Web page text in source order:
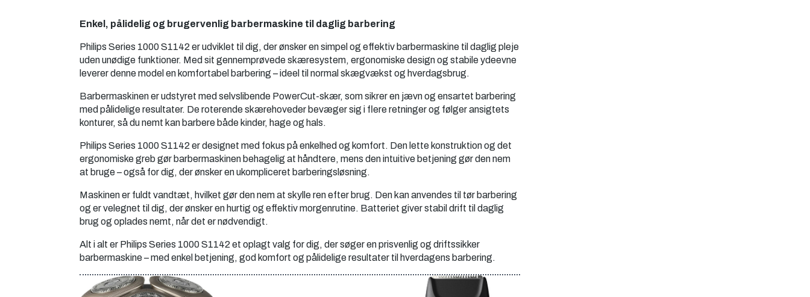
Enkel, pålidelig og brugervenlig barbermaskine til daglig barbering
Philips Series 1000 S1142 er udviklet til dig, der ønsker en simpel og effektiv barbermaskine til daglig pleje
uden unødige funktioner. Med sit gennemprøvede skæresystem, ergonomiske design og stabile ydeevne
leverer denne model en komfortabel barbering – ideel til normal skægvækst og hverdagsbrug.
Barbermaskinen er udstyret med selvslibende PowerCut-skær, som sikrer en jævn og ensartet barbering
med pålidelige resultater. De roterende skærehoveder bevæger sig i flere retninger og følger ansigtets
konturer, så du nemt kan barbere både kinder, hage og hals.
Philips Series 1000 S1142 er designet med fokus på enkelhed og komfort. Den lette konstruktion og det
ergonomiske greb gør barbermaskinen behagelig at håndtere, mens den intuitive betjening gør den nem
at bruge – også for dig, der ønsker en ukompliceret barberingsløsning.
Maskinen er fuldt vandtæt, hvilket gør den nem at skylle ren efter brug. Den kan anvendes til tør barbering
og er velegnet til dig, der ønsker en hurtig og effektiv morgenrutine. Batteriet giver stabil drift til daglig
brug og oplades nemt, når det er nødvendigt.
Alt i alt er Philips Series 1000 S1142 et oplagt valg for dig, der søger en prisvenlig og driftssikker
barbermaskine – med enkel betjening, god komfort og pålidelige resultater til hverdagens barbering.